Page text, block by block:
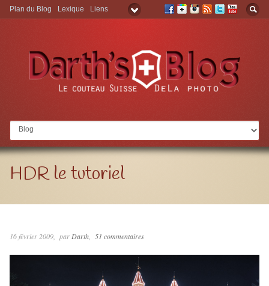
Aller à:
Plan du Blog Lexique Liens
HDR le tutoriel
16 février 2009 parDarth 51 commentaires